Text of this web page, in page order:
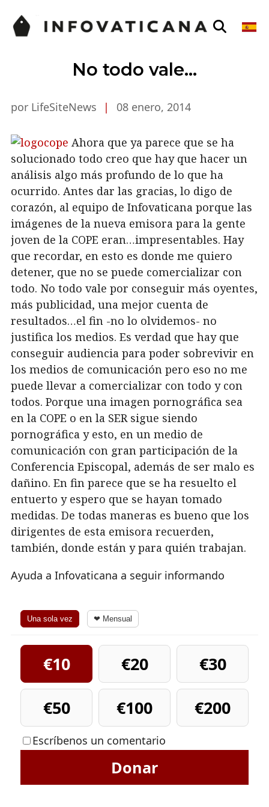
No todo vale…
por LifeSiteNews | 08 enero, 2014
Ahora que ya parece que se ha
solucionado todo creo que hay que hacer un
análisis algo más profundo de lo que ha
ocurrido. Antes dar las gracias, lo digo de
corazón, al equipo de Infovaticana porque las
imágenes de la nueva emisora para la gente
joven de la COPE eran…impresentables. Hay
que recordar, en esto es donde me quiero
detener, que no se puede comercializar con
todo. No todo vale por conseguir más oyentes,
más publicidad, una mejor cuenta de
resultados…el fin -no lo olvidemos- no
justifica los medios. Es verdad que hay que
conseguir audiencia para poder sobrevivir en
los medios de comunicación pero eso no me
puede llevar a comercializar con todo y con
todos. Porque una imagen pornográfica sea
en la COPE o en la SER sigue siendo
pornográfica y esto, en un medio de
comunicación con gran participación de la
Conferencia Episcopal, además de ser malo es
dañino. En fin parece que se ha resuelto el
entuerto y espero que se hayan tomado
medidas. De todas maneras es bueno que los
dirigentes de esta emisora recuerden,
también, donde están y para quién trabajan.
Ayuda a Infovaticana a seguir informando
Una sola vez ❤ Mensual
€10 €20
€30
€50
€100 €200
Escríbenos un comentario
Donar